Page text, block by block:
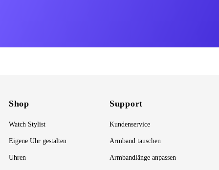
Shop
Watch Stylist
Eigene Uhr gestalten
Uhren
Support
Kundenservice
Armband tauschen
Armbandlänge anpassen